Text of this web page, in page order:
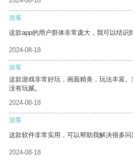
游客
这款app的用户群体非常庞大，我可以结识
2024-08-18
游客
这款游戏非常好玩，画面精美，玩法丰富
没有玩腻。
2024-08-18
游客
这款软件非常实用，可以帮助我解决很多问
2024-08-18